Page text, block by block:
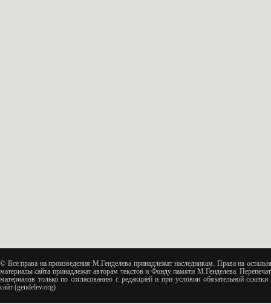
© Все права на произведения М.Генделева принадлежат наследникам. Права на
материалы сайта принадлежат авторам текстов и Фонду памяти М.Генделева.
материалов только по согласованию с редакцией и при условии обязательной ссылки
сайт (gendelev.org)